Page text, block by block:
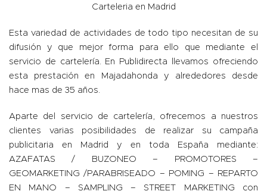
Carteleria en Madrid
Esta variedad de actividades de todo tipo necesitan de su
difusión y que mejor forma para ello que mediante el
servicio de cartelería. En Publidirecta llevamos ofreciendo
esta prestación en Majadahonda y alrededores desde
hace mas de 35 años.
Aparte del servicio de cartelería, ofrecemos a nuestros
clientes varias posibilidades de realizar su campaña
publicitaria en Madrid y en toda España mediante:
AZAFATAS / BUZONEO – PROMOTORES –
GEOMARKETING /PARABRISEADO – POMING – REPARTO
EN MANO – SAMPLING – STREET MARKETING con